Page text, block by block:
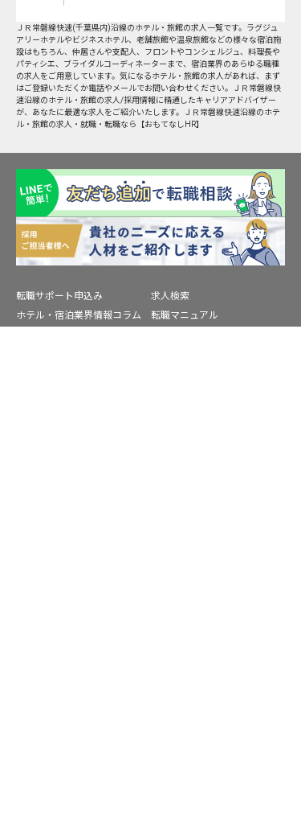
ＪＲ常磐線快速(千葉県内)沿線のホテル・旅館の求人一覧です。ラグジュ
アリーホテルやビジネスホテル、老舗旅館や温泉旅館などの様々な宿泊施
設はもちろん、仲居さんや支配人、フロントやコンシェルジュ、料理長や
パティシエ、ブライダルコーディネーターまで、宿泊業界のあらゆる職種
の求人をご用意しています。気になるホテル・旅館の求人があれば、まず
はご登録いただくか電話やメールでお問い合わせください。ＪＲ常磐線快
速沿線のホテル・旅館の求人/採用情報に精通したキャリアアドバイザー
が、あなたに最適な求人をご紹介いたします。ＪＲ常磐線快速沿線のホテ
ル・旅館の求人・就職・転職なら【おもてなしHR】
転職サポート申込み
求人検索
ホテル・宿泊業界情報コラム
転職マニュアル